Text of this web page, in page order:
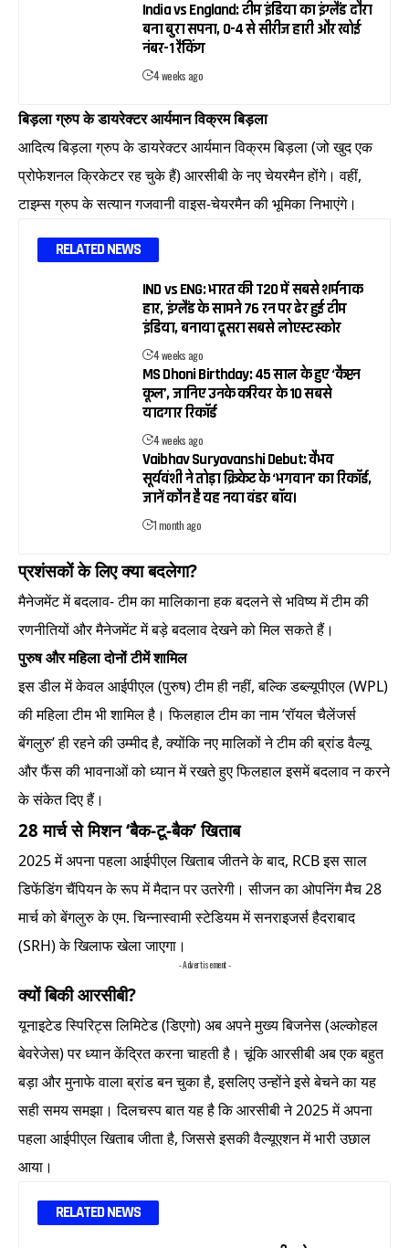
India vs England: टीम इंडिया का इंग्लैंड दौरा
बना बुरा सपना, 0-4 से सीरीज हारी और खोई
नंबर-1 रैंकिंग
4 weeks ago
बिड़ला ग्रुप के डायरेक्टर आर्यमान विक्रम बिड़ला
आदित्य बिड़ला ग्रुप के डायरेक्टर आर्यमान विक्रम बिड़ला (जो खुद एक
प्रोफेशनल क्रिकेटर रह चुके हैं) आरसीबी के नए चेयरमैन होंगे। वहीं,
टाइम्स ग्रुप के सत्यान गजवानी वाइस-चेयरमैन की भूमिका निभाएंगे।
RELATED NEWS
IND vs ENG: भारत की T20 में सबसे शर्मनाक
हार, इंग्लैंड के सामने 76 रन पर ढेर हुई टीम
इंडिया, बनाया दूसरा सबसे लोएस्ट स्कोर
4 weeks ago
MS Dhoni Birthday: 45 साल के हुए ‘कैप्टन
कूल’, जानिए उनके करियर के 10 सबसे
यादगार रिकॉर्ड
4 weeks ago
Vaibhav Suryavanshi Debut: वैभव
सूर्यवंशी ने तोड़ा क्रिकेट के ‘भगवान’ का रिकॉर्ड,
जानें कौन है यह नया वंडर बॉय।
1 month ago
प्रशंसकों के लिए क्या बदलेगा?
मैनेजमेंट में बदलाव- टीम का मालिकाना हक बदलने से भविष्य में टीम की
रणनीतियों और मैनेजमेंट में बड़े बदलाव देखने को मिल सकते हैं।
पुरुष और महिला दोनों टीमें शामिल
इस डील में केवल आईपीएल (पुरुष) टीम ही नहीं, बल्कि डब्ल्यूपीएल (WPL)
की महिला टीम भी शामिल है। फिलहाल टीम का नाम ‘रॉयल चैलेंजर्स
बेंगलुरु’ ही रहने की उम्मीद है, क्योंकि नए मालिकों ने टीम की ब्रांड वैल्यू
और फैंस की भावनाओं को ध्यान में रखते हुए फिलहाल इसमें बदलाव न करने
के संकेत दिए हैं।
28 मार्च से मिशन ‘बैक-टू-बैक’ खिताब
2025 में अपना पहला आईपीएल खिताब जीतने के बाद, RCB इस साल
डिफेंडिंग चैंपियन के रूप में मैदान पर उतरेगी। सीजन का ओपनिंग मैच 28
मार्च को बेंगलुरु के एम. चिन्नास्वामी स्टेडियम में सनराइजर्स हैदराबाद
(SRH) के खिलाफ खेला जाएगा।
- Advertisement -
क्यों बिकी आरसीबी?
यूनाइटेड स्पिरिट्स लिमिटेड (डिएगो) अब अपने मुख्य बिजनेस (अल्कोहल
बेवरेजेस) पर ध्यान केंद्रित करना चाहती है। चूंकि आरसीबी अब एक बहुत
बड़ा और मुनाफे वाला ब्रांड बन चुका है, इसलिए उन्होंने इसे बेचने का यह
सही समय समझा। दिलचस्प बात यह है कि आरसीबी ने 2025 में अपना
पहला आईपीएल खिताब जीता है, जिससे इसकी वैल्यूएशन में भारी उछाल
आया।
RELATED NEWS